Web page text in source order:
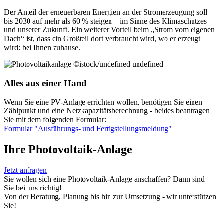
Der Anteil der erneuerbaren Energien an der Stromerzeugung soll
bis 2030 auf mehr als 60 % steigen – im Sinne des Klimaschutzes
und unserer Zukunft. Ein weiterer Vorteil beim „Strom vom eigenen
Dach“ ist, dass ein Großteil dort verbraucht wird, wo er erzeugt
wird: bei Ihnen zuhause.
©istock/undefined undefined
Alles aus einer Hand
Wenn Sie eine PV-Anlage errichten wollen, benötigen Sie einen
Zählpunkt und eine Netzkapazitätsberechnung - beides beantragen
Sie mit dem folgenden Formular:
Formular "Ausführungs- und Fertigstellungsmeldung"
Ihre Photovoltaik-Anlage
Jetzt anfragen
Sie wollen sich eine Photovoltaik-Anlage anschaffen? Dann sind
Sie bei uns richtig!
Von der Beratung, Planung bis hin zur Umsetzung - wir unterstützen
Sie!